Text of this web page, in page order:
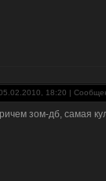
18:20 |
зом-дб, самая